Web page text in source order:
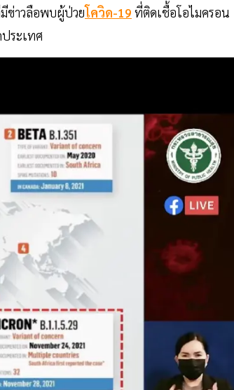
ข่าวลือพบผู้ป่วยโควิด-19 ที่ติดเชื้อโอไมครอน
ระเทศ